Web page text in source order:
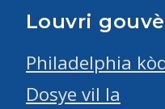
Louvri
Philadelphia
Dosye vil la